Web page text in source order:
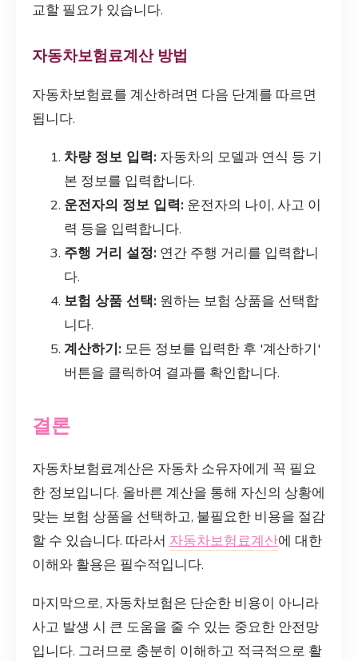
교할 필요가 있습니다.
자동차보험료계산 방법
자동차보험료를 계산하려면 다음 단계를 따르면
됩니다.
차량 정보 입력: 자동차의 모델과 연식 등 기
본 정보를 입력합니다.
운전자의 정보 입력: 운전자의 나이, 사고 이
력 등을 입력합니다.
주행 거리 설정: 연간 주행 거리를 입력합니
다.
보험 상품 선택: 원하는 보험 상품을 선택합
니다.
계산하기: 모든 정보를 입력한 후 '계산하기'
버튼을 클릭하여 결과를 확인합니다.
결론
자동차보험료계산은 자동차 소유자에게 꼭 필요
한 정보입니다. 올바른 계산을 통해 자신의 상황에
맞는 보험 상품을 선택하고, 불필요한 비용을 절감
할 수 있습니다. 따라서 자동차보험료계산에 대한
이해와 활용은 필수적입니다.
마지막으로, 자동차보험은 단순한 비용이 아니라
사고 발생 시 큰 도움을 줄 수 있는 중요한 안전망
입니다. 그러므로 충분히 이해하고 적극적으로 활